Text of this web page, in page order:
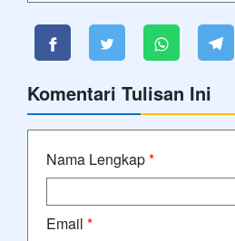
Komentari Tulisan Ini
Nama Lengkap*
Email *